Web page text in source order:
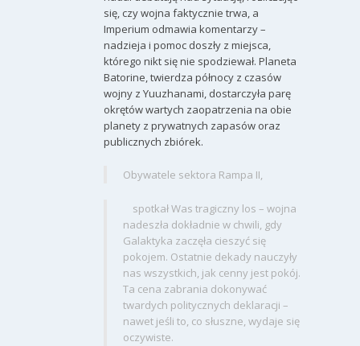
się, czy wojna faktycznie trwa, a
Imperium odmawia komentarzy –
nadzieja i pomoc doszły z miejsca,
którego nikt się nie spodziewał. Planeta
Batorine, twierdza północy z czasów
wojny z Yuuzhanami, dostarczyła parę
okrętów wartych zaopatrzenia na obie
planety z prywatnych zapasów oraz
publicznych zbiórek.
Obywatele sektora Rampa II,
spotkał Was tragiczny los – wojna
nadeszła dokładnie w chwili, gdy
Galaktyka zaczęła cieszyć się
pokojem. Ostatnie dekady nauczyły
nas wszystkich, jak cenny jest pokój.
Ta cena zabrania dokonywać
twardych politycznych deklaracji –
nawet jeśli to, co słuszne, wydaje się
oczywiste.